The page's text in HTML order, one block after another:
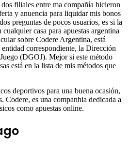
filiales entre ma compañía hicieron
y anuencia para liquidar mis bonos
preguntas de pocos usuarios, es si la
cualquier casa para apuestas argentina
sobre Codere Argentina, está
correspondiente, la Dirección
(DGOJ). Mejor si este método
está en la lista de mis métodos que
deportivos para una buena ocasión,
Codere, es una companhia dedicada a
como apuestas online.